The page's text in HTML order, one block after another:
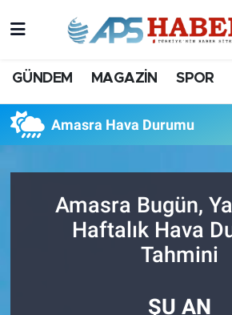
GÜNDEM MAGAZİN SPOR
Amasra Hava Durumu
Amasra Bugün,
Haftalık Hava
Tahmini
ŞU AN